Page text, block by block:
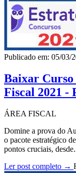
Publicado em: 05/03/
Baixar
Fiscal 2021 -
ÁREA FISCAL
Domine a prova do
o pacote estratégico
pontos cruciais,
Ler post completo →